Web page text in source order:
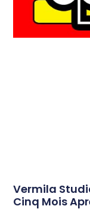
Vermila
Cinq Mois